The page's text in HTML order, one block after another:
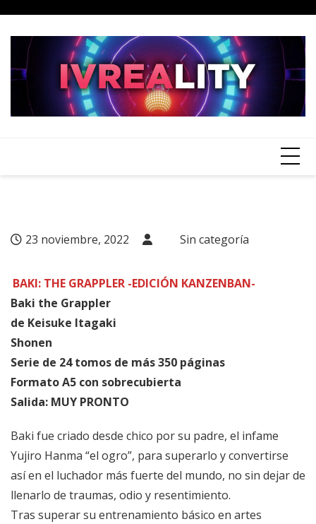
content
23 noviembre, 2022 Sin categoría
BAKI: THE GRAPPLER -EDICIÓN KANZENBAN-
Baki the Grappler
de Keisuke Itagaki
Shonen
Serie de 24 tomos de más 350 páginas
Formato A5 con sobrecubierta
Salida: MUY PRONTO
Baki fue criado desde chico por su padre, el infame
Yujiro Hanma “el ogro”, para superarlo y convertirse
así en el luchador más fuerte del mundo, no sin dejar de
llenarlo de traumas, odio y resentimiento.
Tras superar su entrenamiento básico en artes